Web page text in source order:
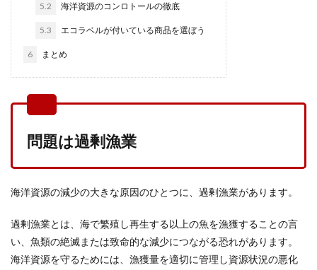
5.2 海洋資源のコンロトールの徹底
5.3 エコラベルが付いている商品を選ぼう
6 まとめ
問題は過剰漁業
海洋資源の減少の大きな原因のひとつに、過剰漁業があります。
過剰漁業とは、海で繁殖し再生する以上の魚を漁獲することの言
い、魚類の絶滅または致命的な減少につながる恐れがあります。
海洋資源を守るためには、漁獲量を適切に管理し資源状況の悪化